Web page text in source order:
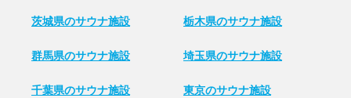
茨城県のサウナ施設 栃木県のサウナ施設
群馬県のサウナ施設 埼玉県のサウナ施設
千葉県のサウナ施設 東京のサウナ施設